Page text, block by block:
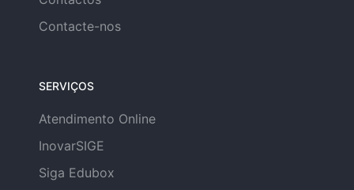
Contacte-nos
SERVIÇOS
Atendimento Online
InovarSIGE
Siga Edubox